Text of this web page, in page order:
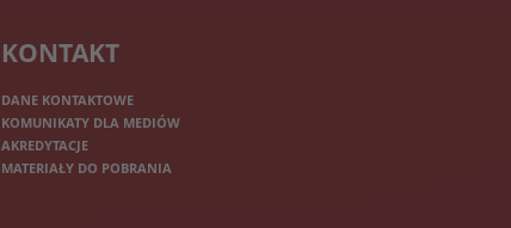
KONTAKT
DANE KONTAKTOWE
KOMUNIKATY DLA MEDIÓW
AKREDYTACJE
MATERIAŁY DO POBRANIA